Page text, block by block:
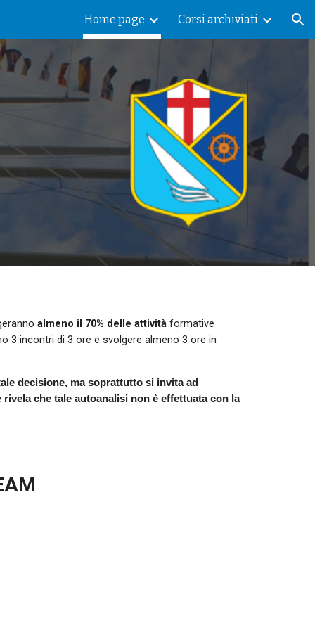
Home page Corsi archiviati
almeno il 70% delle attivitàformative
3 incontri di 3 ore e svolgere almeno 3 ore in
decisione, ma soprattutto si invita ad
che tale autoanalisi non è effettuata con la